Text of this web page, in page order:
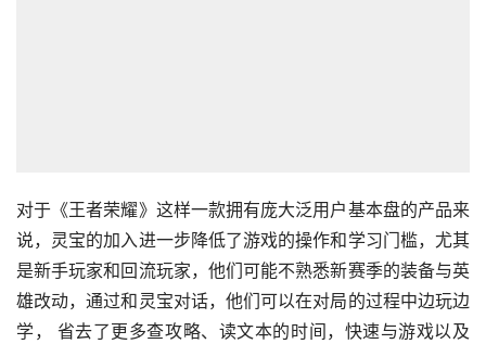
对于《王者荣耀》这样一款拥有庞大泛用户基本盘的产品来
说，灵宝的加入进一步降低了游戏的操作和学习门槛，尤其
是新手玩家和回流玩家，他们可能不熟悉新赛季的装备与英
雄改动，通过和灵宝对话，他们可以在对局的过程中边玩边
学， 省去了更多查攻略、读文本的时间，快速与游戏以及